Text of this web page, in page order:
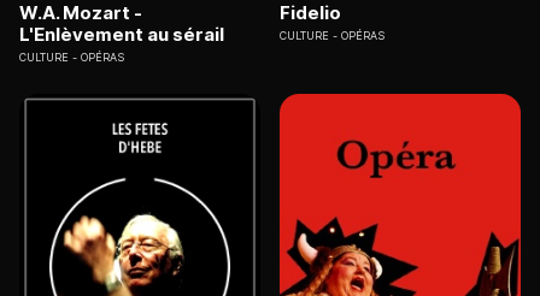
W.A. Mozart -
L'Enlèvement au sérail
CULTURE OPÉRAS
Fidelio
CULTURE OPÉRAS